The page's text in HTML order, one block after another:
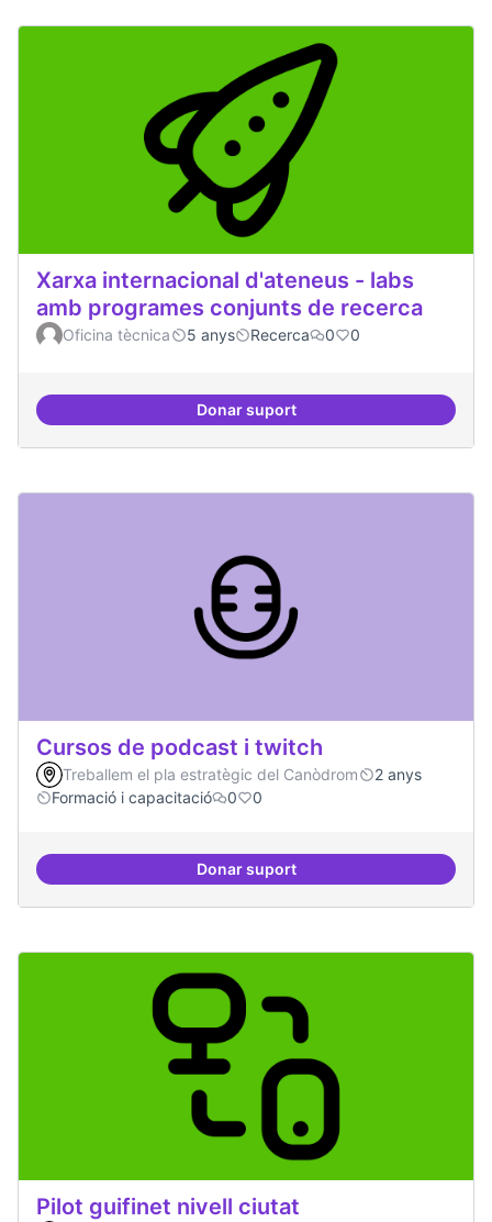
Xarxa internacional d'ateneus - labs
amb programes conjunts de recerca
Oficina tècnica 5 anys Recerca 0 0
Donar suportXarxa internacional d'ateneus -
Cursos de podcast i twitch
Treballem el pla estratègic del Canòdrom
2 anys
Formació i capacitació
0 0
Donar suportCursos de podcast i twitch
Pilot guifinet nivell ciutat